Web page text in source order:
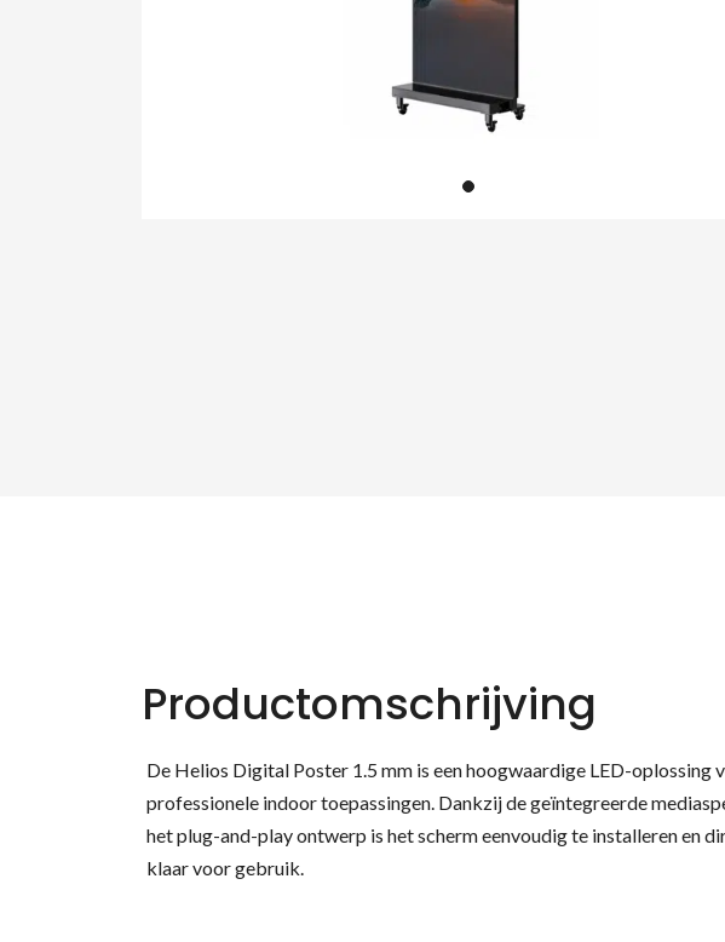
Productomschrijving
De Helios Digital Poster 1.5 mm is een hoogwaardige LED-oplossing
professionele indoor toepassingen. Dankzij de geïntegreerde
het plug-and-play ontwerp is het scherm eenvoudig te installeren en
klaar voor gebruik.